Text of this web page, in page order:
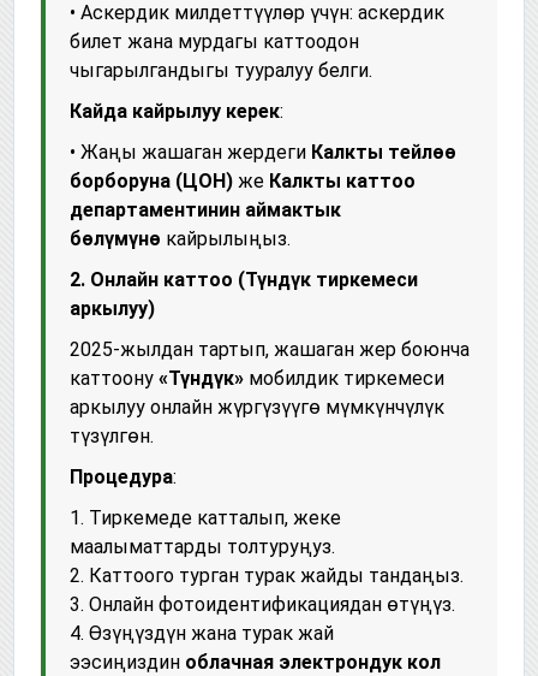
• Аскердик милдеттүүлөр үчүн: аскердик
билет жана мурдагы каттоодон
чыгарылгандыгы тууралуу белги.
Кайда кайрылуу керек:
• Жаңы жашаган жердеги Калкты тейлөө
борборуна (ЦОН) же Калкты каттоо
департаментинин аймактык
бөлүмүнө кайрылыңыз.
2. Онлайн каттоо (Түндүк тиркемеси
аркылуу)
2025-жылдан тартып, жашаган жер боюнча
каттоону «Түндүк» мобилдик тиркемеси
аркылуу онлайн жүргүзүүгө мүмкүнчүлүк
түзүлгөн.
Процедура:
1. Тиркемеде катталып, жеке
маалыматтарды толтуруңуз.
2. Каттоого турган турак жайды тандаңыз.
3. Онлайн фотоидентификациядан өтүңүз.
4. Өзүңүздүн жана турак жай
ээсиңиздин облачная электрондук кол